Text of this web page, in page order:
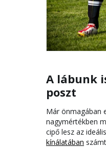
A lábunk
poszt
Már önmagában
nagymértékben
cipő lesz az
kínálatában